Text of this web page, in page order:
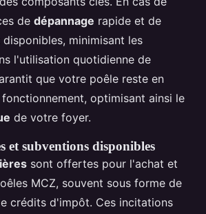
de dépannage rapide et de
disponibles, minimisant les
l'utilisation quotidienne de
que votre poêle reste en
optimisant ainsi le
de votre foyer.
et subventions disponibles
sont offertes pour l'achat et
MCZ, souvent sous forme de
crédits d'impôt. Ces incitations